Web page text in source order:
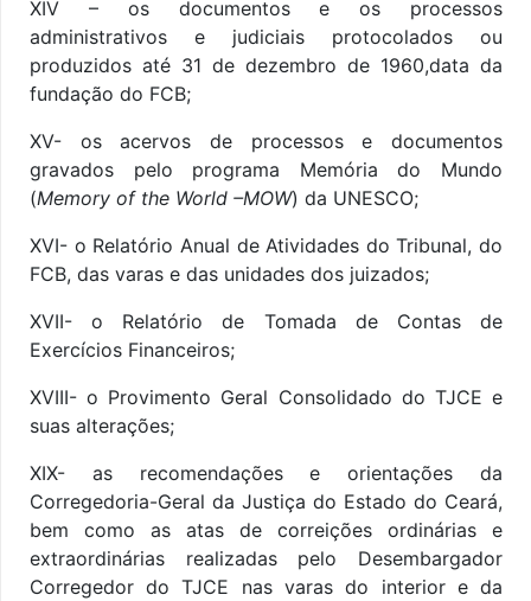
XIV – os documentos e os processos
administrativos e judiciais protocolados ou
produzidos até 31 de dezembro de 1960,data da
fundação do FCB;
XV- os acervos de processos e documentos
gravados pelo programa Memória do Mundo
(Memory of the World –MOW) da UNESCO;
XVI- o Relatório Anual de Atividades do Tribunal, do
FCB, das varas e das unidades dos juizados;
XVII- o Relatório de Tomada de Contas de
Exercícios Financeiros;
XVIII- o Provimento Geral Consolidado do TJCE e
suas alterações;
XIX- as recomendações e orientações da
Corregedoria-Geral da Justiça do Estado do Ceará,
bem como as atas de correições ordinárias e
extraordinárias realizadas pelo Desembargador
Corregedor do TJCE nas varas do interior e da